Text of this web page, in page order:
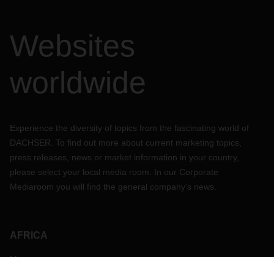
Websites
worldwide
Experience the diversity of topics from the fascinating world of
DACHSER. To find out more about current marketing topics,
press releases, news or market information in your country,
please select your local media room. In our Corporate
Mediaroom you will find the general company's news.
AFRICA